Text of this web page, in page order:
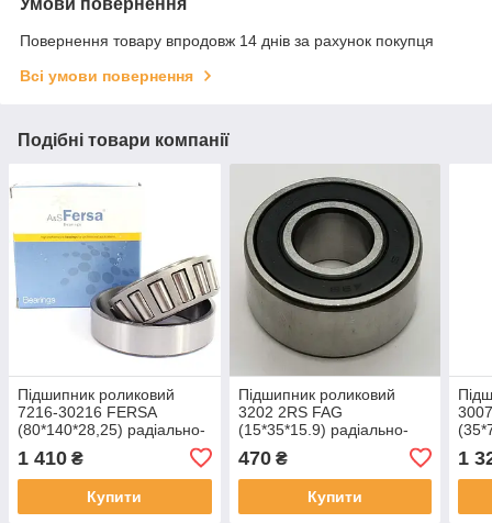
Умови повернення
Повернення товару впродовж 14 днів за рахунок покупця
Всі умови повернення
Подібні товари компанії
Підшипник роликовий
7216-30216 FERSA
(80*140*28,25) радіально-
1 410 ₴
Купити
Підшипник роликовий
3202 2RS FAG
(15*35*15.9) радіально-
470₴
Купити
1